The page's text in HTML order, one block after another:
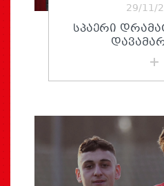
29/11/
ᲡᲞᲐᲔᲠᲘ